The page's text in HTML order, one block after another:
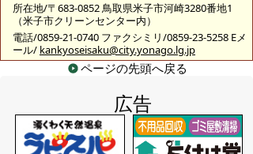
所在地/〒683-0852 鳥取県米子市河崎3280番地1
（米子市クリーンセンター内）
電話/0859-21-0740 ファクシミリ/0859-23-5258 Eメ
ール/ kankyoseisaku@city.yonago.lg.jp
ページの先頭へ戻る
広告